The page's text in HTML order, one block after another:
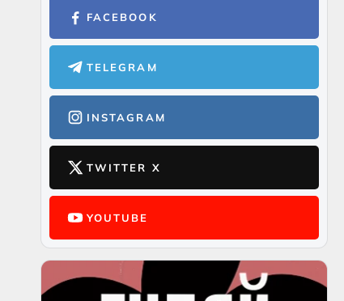
FACEBOOK
TELEGRAM
INSTAGRAM
TWITTER X
YOUTUBE